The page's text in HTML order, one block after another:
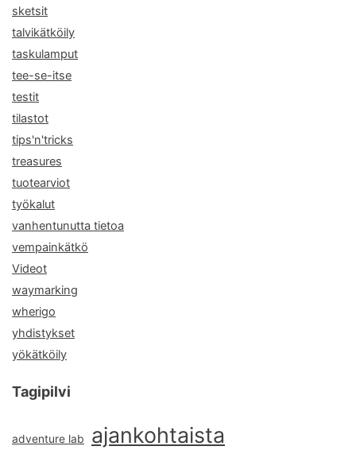
sketsit
talvikätköily
taskulamput
tee-se-itse
testit
tilastot
tips'n'tricks
treasures
tuotearviot
työkalut
vanhentunutta tietoa
vempainkätkö
Videot
waymarking
wherigo
yhdistykset
yökätköily
Tagipilvi
adventure lab ajankohtaista